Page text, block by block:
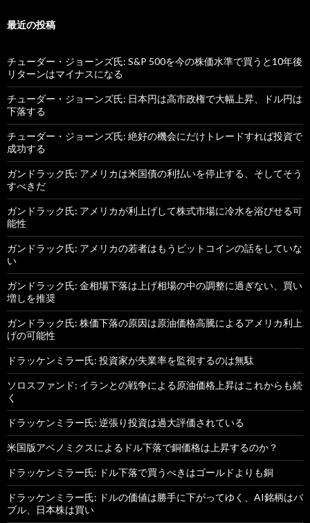
最近の投稿
チューダー・ジョーンズ氏: S&P 500を今の株価水準で買うと10年後
リターンはマイナスになる
チューダー・ジョーンズ氏: 日本円は高市政権で大幅上昇、ドル円は
下落する
チューダー・ジョーンズ氏: 絶好の機会にだけトレードすれば投資で
成功する
ガンドラック氏: アメリカは米国債の利払いを停止する、そしてそう
すべきだ
ガンドラック氏: アメリカが利上げして株式市場に冷水を浴びせる可
能性
ガンドラック氏: アメリカの若者はもうビットコインの話をしていな
い
ガンドラック氏: 金相場下落は上げ相場の中の調整に過ぎない、買い
増しを推奨
ガンドラック氏: 株価下落の原因は原油価格高騰によるアメリカ利上
げの可能性
ドラッケンミラー氏: 投資家が失業率を監視するのは無駄
ソロスファンド: イランとの戦争による原油価格上昇はこれからも続
く
ドラッケンミラー氏: 逆張り投資は過大評価されている
米国版アベノミクスによるドル下落で銅価格は上昇するのか？
ドラッケンミラー氏: ドル下落で買うべきはゴールドよりも銅
ドラッケンミラー氏: ドルの価値は勝手に下がってゆく、AI銘柄はバ
ブル、日本株は買い